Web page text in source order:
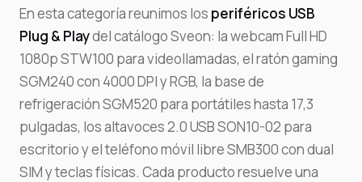
En esta categoría reunimos los periféricos USB
Plug & Playdel catálogo Sveon: la webcam Full HD
1080pSTW100 para videollamadas, el ratón gaming
SGM240con 4000 DPI y RGB, la base de
refrigeraciónSGM520 para portátiles hasta 17,3
pulgadas, los altavoces 2.0 USBSON10-02 para
escritorio y el teléfono móvil libreSMB300con dual
SIM y teclas físicas. Cada producto resuelve una